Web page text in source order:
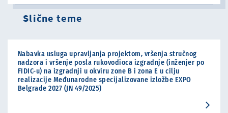
Slične teme
Nabavka usluga upravljanja projektom, vršenja stručnog
nadzora i vršenje posla rukovodioca izgradnje (inženjer po
FIDIC-u) na izgradnji u okviru zone B i zona E u cilju
realizacije Međunarodne specijalizovane izložbe EXPO
Belgrade 2027 (JN 49/2025)